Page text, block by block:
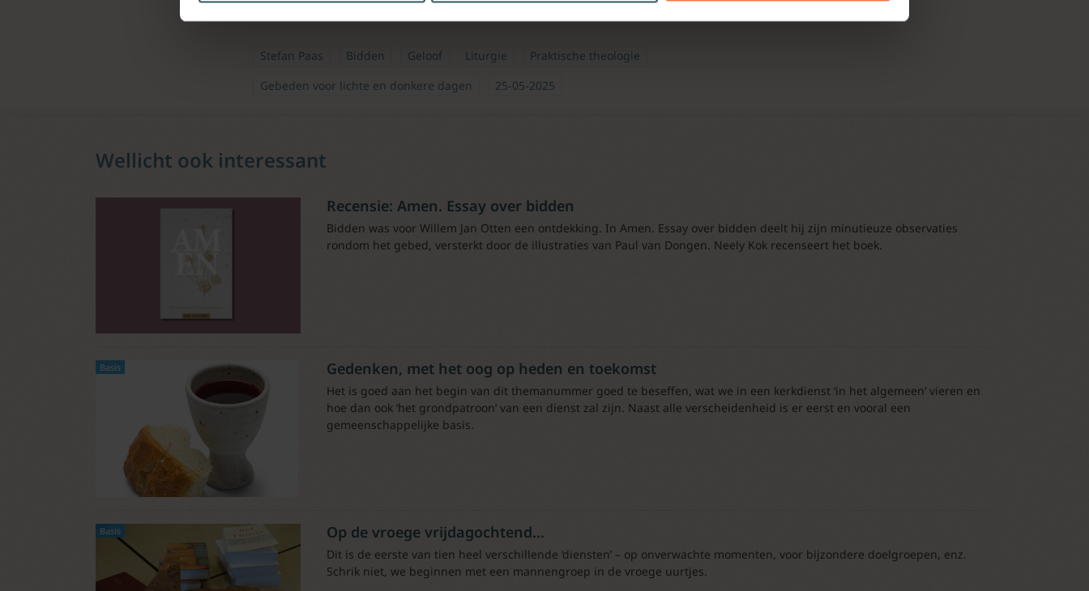
Stefan Paas Bidden Geloof Liturgie
Praktische theologie
Gebeden voor lichte en donkere dagen
25-05-2025
Wellicht ook interessant
Recensie: Amen. Essay over bidden
Bidden was voor Willem Jan Otten een ontdekking. In Amen. Essay over bidden deelt hij zijn minutieuze observaties
rondom het gebed, versterkt door de illustraties van Paul van Dongen. Neely Kok recenseert het boek.
Basis Gedenken, met het oog op heden en toekomst
Het is goed aan het begin van dit themanummer goed te beseffen, wat we in een kerkdienst ‘in het algemeen’ vieren en
hoe dan ook ‘het grondpatroon’ van een dienst zal zijn. Naast alle verscheidenheid is er eerst en vooral een
gemeenschappelijke basis.
Basis Op de vroege vrijdagochtend…
Dit is de eerste van tien heel verschillende ‘diensten’ – op onverwachte momenten, voor bijzondere doelgroepen, enz.
Schrik niet, we beginnen met een mannengroep in de vroege uurtjes.